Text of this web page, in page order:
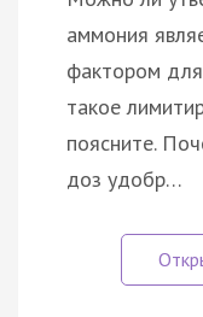
аммония
фактором
такое
поясните.
доз удобр…